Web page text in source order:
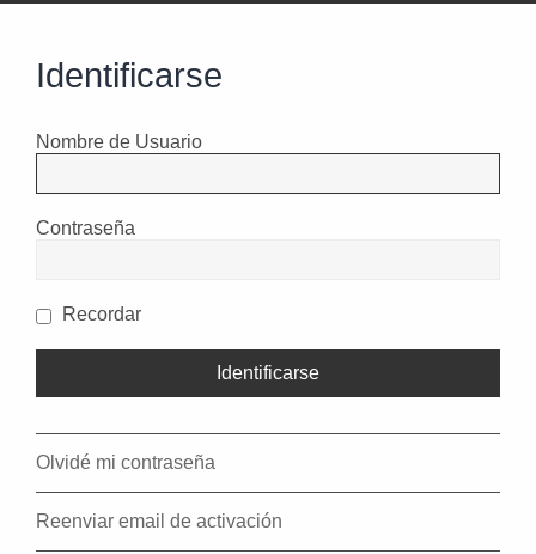
Identificarse
Nombre de Usuario
Contraseña
Recordar
Olvidé mi contraseña
Reenviar email de activación